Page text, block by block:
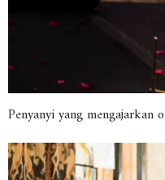
Penyanyi yang